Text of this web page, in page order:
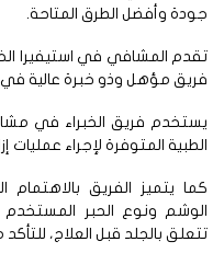
وأفضل الطرق المتاحة.
المشافي في استيفيرا
مؤهل وذو خبرة عالية في
فريق الخبراء في مشافي
المتوفرة لإجراء عمليات
يتميز الفريق بالاهتمام
ونوع الحبر المستخدم
بالجلد قبل العلاج، للتأكد